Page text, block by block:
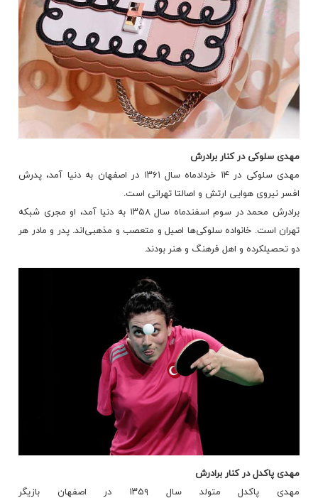
مهدی سلوکی در کنار برادرش
مهدی سلوکی در ۱۴ خردادماه سال ۱۳۶۱ در اصفهان به دنیا آمد، پدرش
افسر نیروی هوایی ارتش و اصالتا تهرانی است.
برادرش محمد در سوم اسفندماه
سال ۱۳۵۸ به دنیا آمد، او مجری شبکه
تهران است. خانواده سلوکی‌ها اصیل و متعصب و مذهبی‌اند. پدر و مادر هر
دو تحصیلکرده و اهل فرهنگ و هنر بودند.
مهدی پاکدل در کنار برادرش
مهدی پاکدل متولد سال ۱۳۵۹ در
اصفهان بازیگر